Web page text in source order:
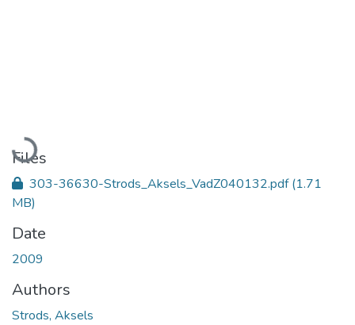
Loading...
Files
303-36630-Strods_Aksels_VadZ040132.pdf(1.71
MB)
Date
2009
Authors
Strods, Aksels